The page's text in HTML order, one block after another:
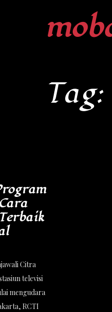
Tag:
Citra
televisi
mengudara
RCTI